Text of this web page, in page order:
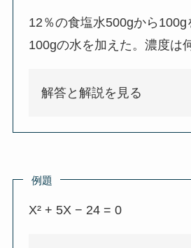
12％の食塩水500gから100g
100gの水を加えた。濃度は
解答と解説を見る
例題
X² + 5X − 24 = 0